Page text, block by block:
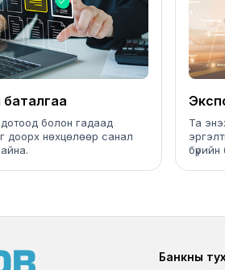
болон гадаад
доорх нөхцөлөөр санал
Та
бүрийн
Банкны